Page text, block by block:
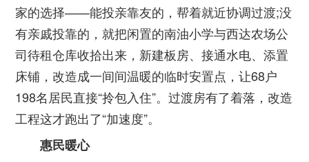
家的选择——能投亲靠友的，帮着就近协调过渡;没
有亲戚投靠的，就把闲置的南油小学与西达农场公
司待租仓库收拾出来，新建板房、接通水电、添置
床铺，改造成一间间温暖的临时安置点，让68户
198名居民直接“拎包入住”。过渡房有了着落，改造
工程这才跑出了“加速度”。
惠民暖心